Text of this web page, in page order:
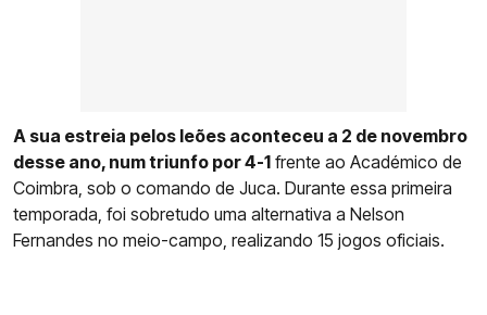
A sua estreia pelos leões aconteceu a 2 de novembro
desse ano, num triunfo por 4-1 frente ao Académico de
Coimbra, sob o comando de Juca. Durante essa primeira
temporada, foi sobretudo uma alternativa a Nelson
Fernandes no meio-campo, realizando 15 jogos oficiais.